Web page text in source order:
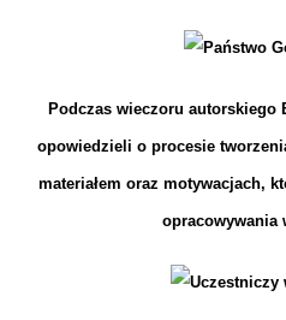
Podczas wieczoru autorskiego
opowiedzieli o procesie
materiałem oraz motywacjach,
opracowywania